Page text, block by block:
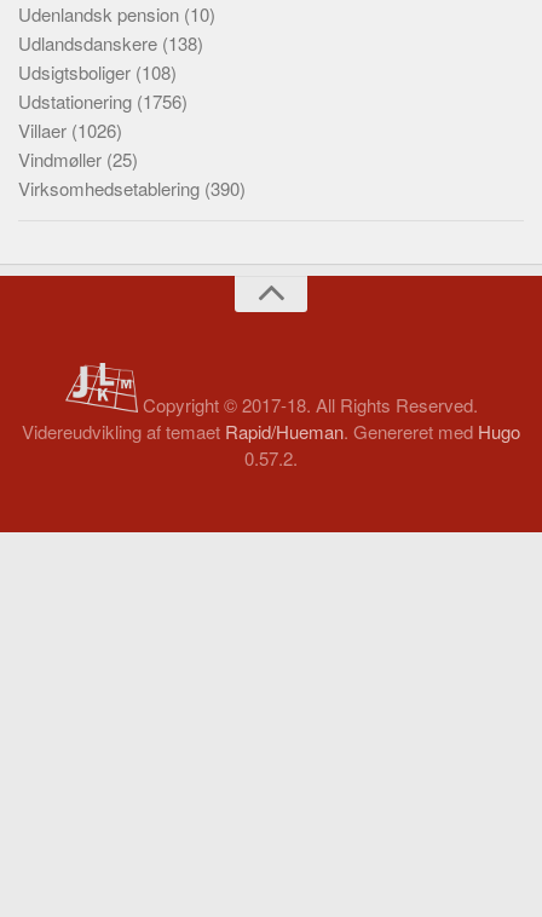
Udenlandsk pension (10)
Udlandsdanskere (138)
Udsigtsboliger (108)
Udstationering (1756)
Villaer (1026)
Vindmøller (25)
Virksomhedsetablering (390)
Copyright © 2017-18. All Rights Reserved.
Videreudvikling af temaet Rapid/Hueman. Genereret med Hugo
0.57.2.